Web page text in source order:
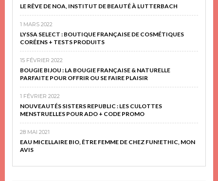
LE RÊVE DE NOA, INSTITUT DE BEAUTÉ À LUTTERBACH
1 MARS 2022
LYSSA SELECT : BOUTIQUE FRANÇAISE DE COSMÉTIQUES
CORÉENS + TESTS PRODUITS
15 FÉVRIER 2022
BOUGIE BIJOU : LA BOUGIE FRANÇAISE & NATURELLE
PARFAITE POUR OFFRIR OU SE FAIRE PLAISIR
1 FÉVRIER 2022
NOUVEAUTÉS SISTERS REPUBLIC : LES CULOTTES
MENSTRUELLES POUR ADO + CODE PROMO
28 MAI 2021
EAU MICELLAIRE BIO, ÊTRE FEMME DE CHEZ FUN!ETHIC, MON
AVIS